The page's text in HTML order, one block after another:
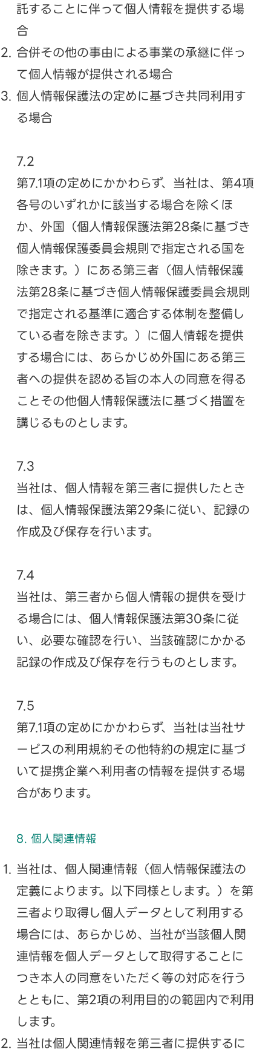
託することに伴って個人情報を提供する場
合
合併その他の事由による事業の承継に伴っ
て個人情報が提供される場合
個人情報保護法の定めに基づき共同利用す
る場合
7.2
第7.1項の定めにかかわらず、当社は、第4項
各号のいずれかに該当する場合を除くほ
か、外国（個人情報保護法第28条に基づき
個人情報保護委員会規則で指定される国を
除きます。）にある第三者（個人情報保護
法第28条に基づき個人情報保護委員会規則
で指定される基準に適合する体制を整備し
ている者を除きます。）に個人情報を提供
する場合には、あらかじめ外国にある第三
者への提供を認める旨の本人の同意を得る
ことその他個人情報保護法に基づく措置を
講じるものとします。
7.3
当社は、個人情報を第三者に提供したとき
は、個人情報保護法第29条に従い、記録の
作成及び保存を行います。
7.4
当社は、第三者から個人情報の提供を受け
る場合には、個人情報保護法第30条に従
い、必要な確認を行い、当該確認にかかる
記録の作成及び保存を行うものとします。
7.5
第7.1項の定めにかかわらず、当社は当社サ
ービスの利用規約その他特約の規定に基づ
いて提携企業へ利用者の情報を提供する場
合があります。
8. 個人関連情報
当社は、個人関連情報（個人情報保護法の
定義によります。以下同様とします。）を第
三者より取得し個人データとして利用する
場合には、あらかじめ、当社が当該個人関
連情報を個人データとして取得することに
つき本人の同意をいただく等の対応を行う
とともに、第2項の利用目的の範囲内で利用
します。
当社は個人関連情報を第三者に提供するに